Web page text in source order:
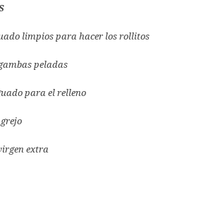
limpios para hacer los rollitos
peladas
para el relleno
extra